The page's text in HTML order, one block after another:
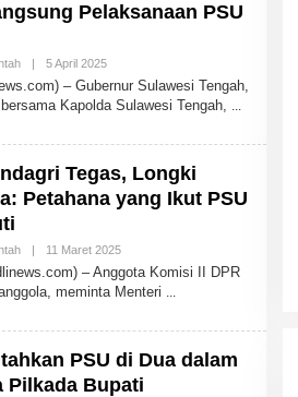
Pelaksanaan PSU
| 5 April 2025O
E
H
I
– Gubernur Sulawesi Tengah,
Kapolda Sulawesi Tengah,
Tegas, Longki
Petahana yang Ikut PSU
| 11 Maret 2025O
E
H
I
– Anggota Komisi II DPR
meminta Menteri
PSU di Dua dalam
Pilkada Bupati